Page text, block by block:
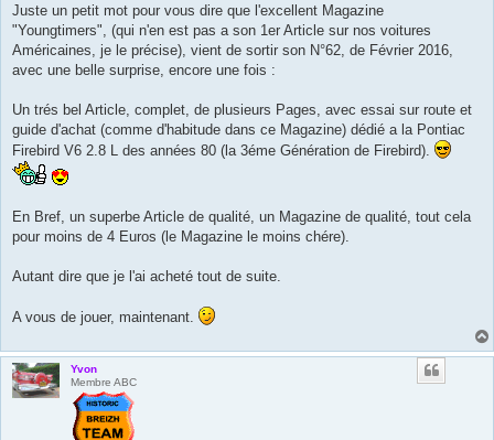
Juste un petit mot pour vous dire que l'excellent Magazine
"Youngtimers", (qui n'en est pas a son 1er Article sur nos voitures
Américaines, je le précise), vient de sortir son N°62, de Février 2016,
avec une belle surprise, encore une fois :
Un trés bel Article, complet, de plusieurs Pages, avec essai sur route et
guide d'achat (comme d'habitude dans ce Magazine) dédié a la Pontiac
Firebird V6 2.8 L des années 80 (la 3éme Génération de Firebird).
En Bref, un superbe Article de qualité, un Magazine de qualité, tout cela
pour moins de 4 Euros (le Magazine le moins chére).
Autant dire que je l'ai acheté tout de suite.
A vous de jouer, maintenant.
Yvon
Membre ABC